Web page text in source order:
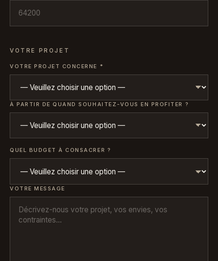
VOTRE PROJET
VOTRE PROJET CONCERNE *
À PARTIR DE QUAND SOUHAITEZ-VOUS EN PROFITER ?
QUEL BUDGET À CONSACRER ?
VOTRE MESSAGE